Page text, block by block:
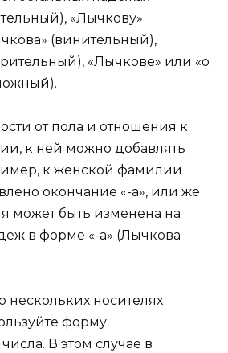
«Лычкову»
(винительный),
«Лычкове» или «о
от пола и отношения к
к ней можно добавлять
к женской фамилии
окончание «-а», или же
может быть изменена на
в форме «-а» (Лычкова
нескольких носителях
форму
В этом случае в